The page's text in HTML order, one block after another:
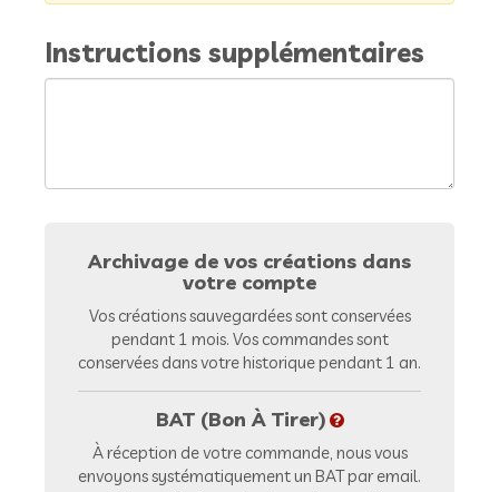
Instructions supplémentaires
Archivage de vos créations dans
votre compte
Vos créations sauvegardées sont conservées
pendant 1 mois. Vos commandes sont
conservées dans votre historique pendant 1 an.
BAT (Bon À Tirer)
À réception de votre commande, nous vous
envoyons systématiquement un BAT par email.